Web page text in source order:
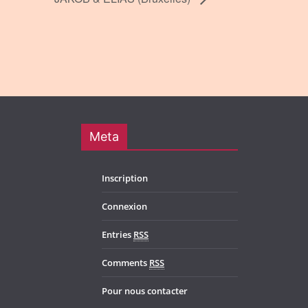
Meta
Inscription
Connexion
Entries RSS
Comments RSS
Pour nous contacter